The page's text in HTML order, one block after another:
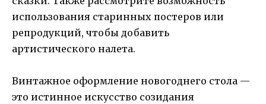
использования старинных постеров или
репродукций, чтобы добавить
артистического налета.
Винтажное оформление новогоднего стола —
это истинное искусство созидания